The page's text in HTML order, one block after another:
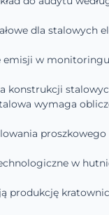
dla stalowych
emisji w
konstrukcji
wymaga
w
produkcję